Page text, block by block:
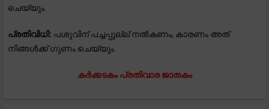
ചെയ്യും.
പ്രതിവിധി: പശുവിന് പച്ചപ്പുല്ല് നൽകണം, കാരണം അത്
നിങ്ങൾക്ക് ഗുണം ചെയ്യും.
കർക്കടകം പ്രതിവാര ജാതകം